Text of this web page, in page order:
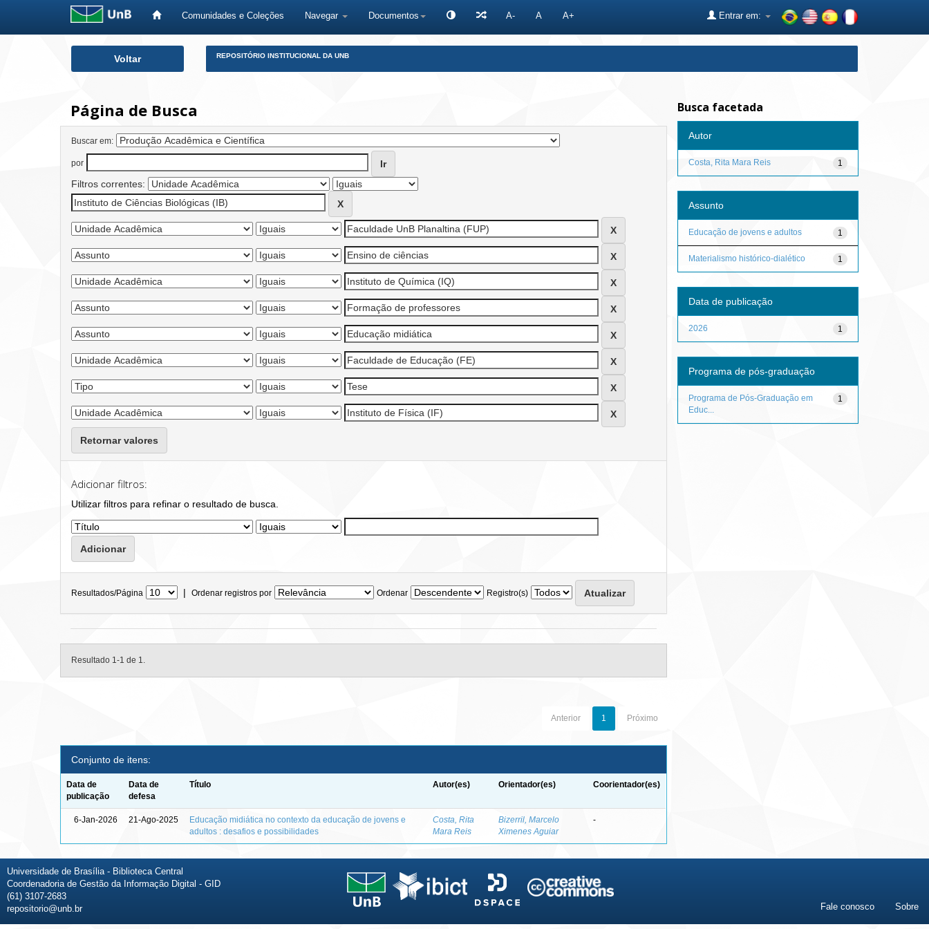
Comunidades e Coleções Navegar Documentos A- A A+ Entrar em:
Voltar REPOSITÓRIO INSTITUCIONAL DA UNB
Página de Busca
Buscar em:
por
Filtros correntes:
Retornar valores
Adicionar filtros:
Utilizar filtros para refinar o resultado de busca.
Resultados/Página | Ordenar registros por Ordenar Registro(s)
Resultado 1-1 de 1.
Anterior 1 Próximo
Conjunto de itens:
Data de
publicação
Data de
defesa
Título Autor(es) Orientador(es) Coorientador(es)
6-Jan-2026 21-Ago-2025
Educação midiática no contexto da educação de jovens e
adultos : desafios e possibilidades
Costa, Rita
Mara Reis
Bizerril, Marcelo
Ximenes Aguiar
-
Busca facetada
Autor
1
Costa, Rita Mara Reis
Assunto
1
Educação de jovens e adultos
1
Materialismo histórico-dialético
Data de publicação
1
2026
Programa de pós-graduação
1
Programa de Pós-Graduação em
Educ...
Universidade de Brasília - Biblioteca Central
Coordenadoria de Gestão da Informação Digital - GID
(61) 3107-2683
repositorio@unb.br
Fale conosco Sobre